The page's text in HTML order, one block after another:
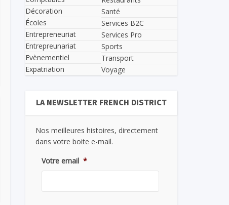
Décoration
Écoles
Entrepreneuriat
Entrepreunariat
Evènementiel
Expatriation
Santé
Services B2C
Services Pro
Sports
Transport
Voyage
LA NEWSLETTER FRENCH DISTRICT
Nos meilleures histoires, directement
dans votre boite e-mail.
Votre email *